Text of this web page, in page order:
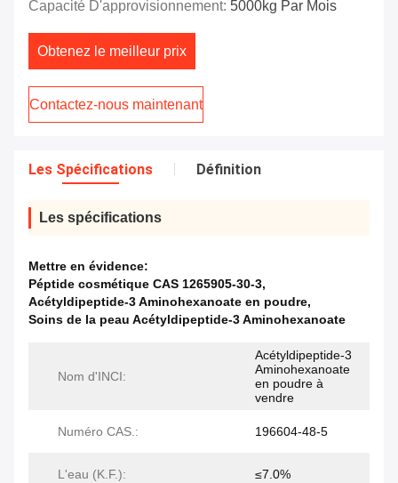
Capacité D'approvisionnement: 5000kg Par Mois
Obtenez le meilleur prix
Contactez-nous maintenant
Les Spécifications Définition
Les spécifications
Mettre en évidence:
Péptide cosmétique CAS 1265905-30-3,
Acétyldipeptide-3 Aminohexanoate en poudre,
Soins de la peau Acétyldipeptide-3 Aminohexanoate
Nom d'INCI:
Acétyldipeptide-3
Aminohexanoate
en poudre à
vendre
Numéro CAS.: 196604-48-5
L'eau (K.F.): ≤7.0%